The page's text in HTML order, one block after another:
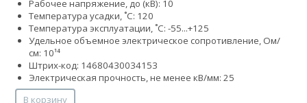
Рабочее напряжение, до (кВ): 10
Температура усадки, ˚С: 120
Температура эксплуатации, ˚С: -55...+125
Удельное объемное электрическое сопротивление, Ом/
см: 10¹⁴
Штрих-код: 14680430034153
Электрическая прочность, не менее кВ/мм: 25
В корзину